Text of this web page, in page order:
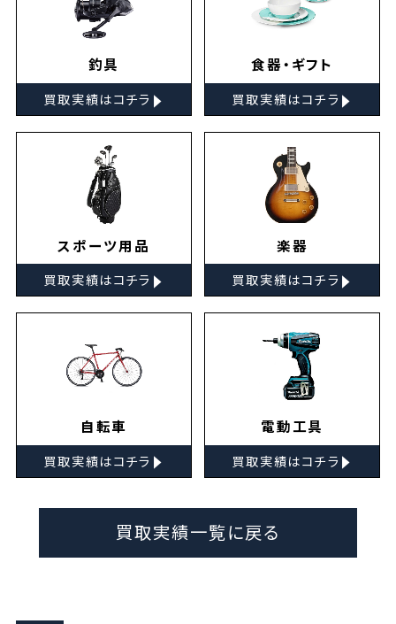
釣具
買取実績はコチラ ▸
食器・ギフト
買取実績はコチラ ▸
スポーツ用品
買取実績はコチラ ▸
楽器
買取実績はコチラ ▸
自転車
買取実績はコチラ ▸
電動工具
買取実績はコチラ ▸
買取実績一覧に戻る